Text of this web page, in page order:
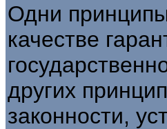
Одни
качестве
других
законности,